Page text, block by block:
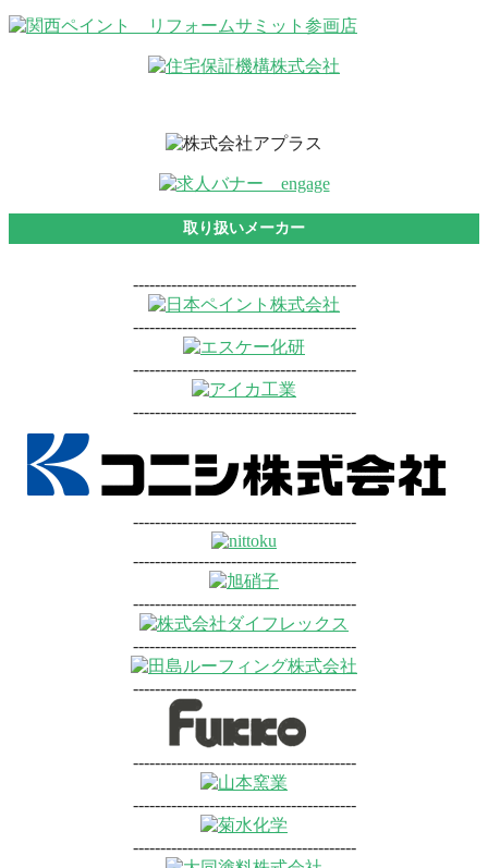
取り扱いメーカー
-----------------------------------------
-----------------------------------------
-----------------------------------------
-----------------------------------------
-----------------------------------------
-----------------------------------------
-----------------------------------------
-----------------------------------------
-----------------------------------------
-----------------------------------------
-----------------------------------------
-----------------------------------------